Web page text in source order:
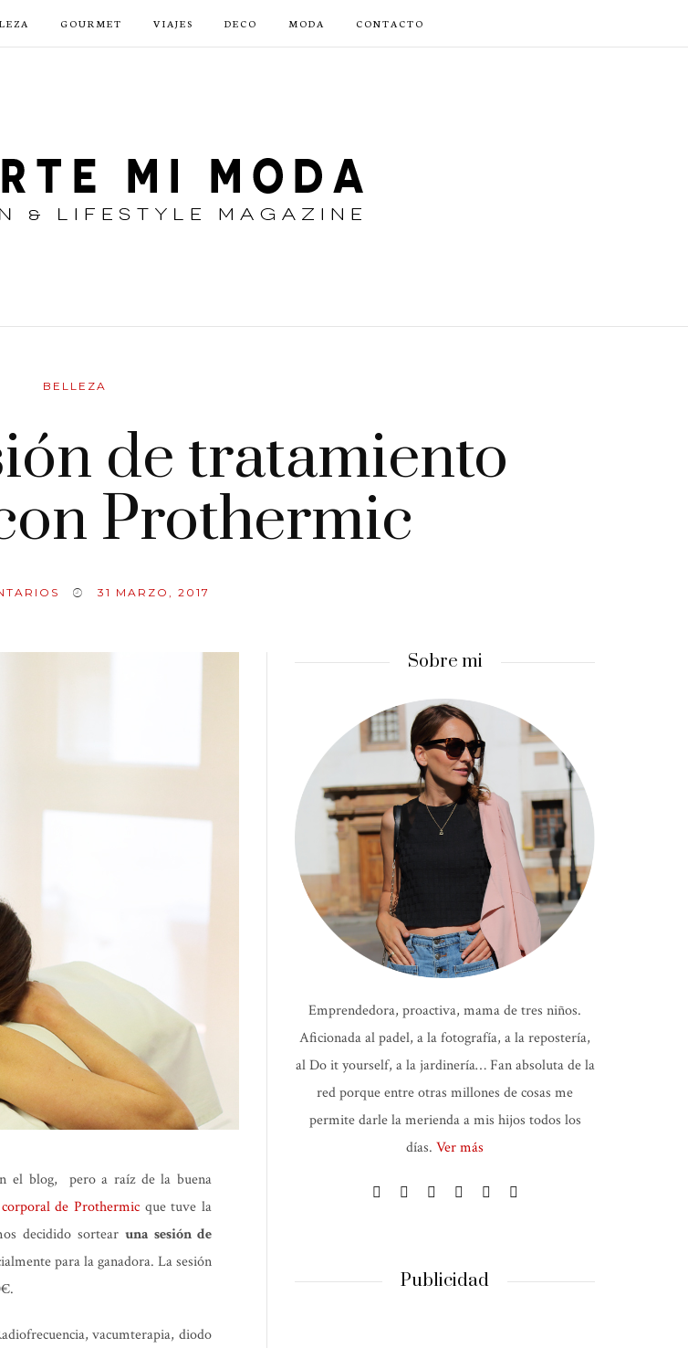
GOURMET VIAJES DECO MODA CONTACTO
BELLEZA
de tratamiento
Prothermic
31 MARZO, 2017
el blog, pero a raíz de la buena
de Prothermicque tuve la
decidido sortearuna sesión de
para la ganadora. La sesión
vacumterapia, diodo
Sobre mi
Emprendedora, proactiva, mama de tres niños.
Aficionada al padel, a la fotografía, a la repostería,
al Do it yourself, a la jardinería… Fan absoluta de la
red porque entre otras millones de cosas me
permite darle la merienda a mis hijos todos los
días. Ver más
Publicidad